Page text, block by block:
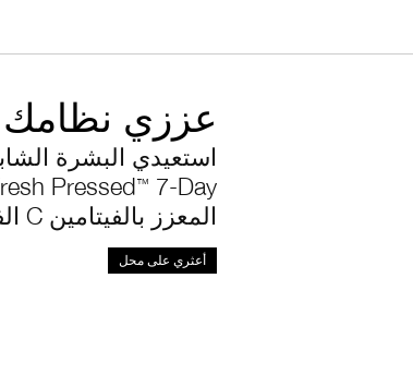
عززي نظامك
استعيدي البشرة
Pressed™ 7-Day الكامل،
المعزز بالفيتامين C الفعال المنعش.
أعثري على محل